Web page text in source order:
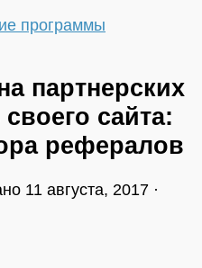
программы
партнерских
сайта:
рефералов
11 августа, 2017 ·